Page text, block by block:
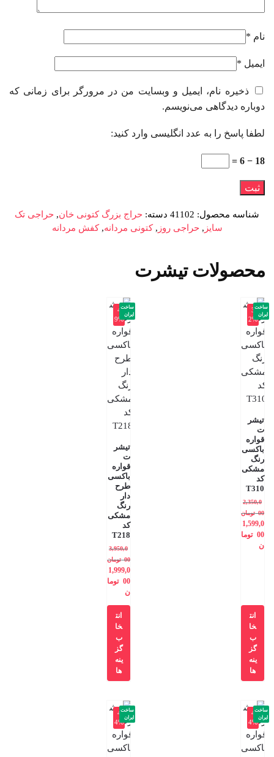
نام *
ایمیل *
ذخیره نام، ایمیل و وبسایت من در مرورگر برای زمانی که
دوباره دیدگاهی می‌نویسم.
لطفا پاسخ را به عدد انگلیسی وارد کنید:
18 − 6 =
شناسه محصول: 41102 دسته: حراج بزرگ کتونی خان, حراجی تک
سایز , حراجی روز ,کتونی مردانه,کفش مردانه
محصولات تیشرت
-3
2%
تیشر
ت
قواره
باکسی
رنگ
مشکی
کد
T310
2,350,0
00 تومان
1,599,0
00 توما
ن
ساخت
ایران
انت
خا
ب
گز
ینه
ها
-4
9%
تیشر
ت
قواره
باکسی
طرح
دار
رنگ
مشکی
کد
T218
3,950,0
00 تومان
1,999,0
00 توما
ن
ساخت
ایران
انت
خا
ب
گز
ینه
ها
-4
4%
ساخت
ایران
-4
4%
ساخت
ایران